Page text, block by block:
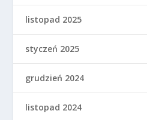
listopad 2025
styczeń 2025
grudzień 2024
listopad 2024